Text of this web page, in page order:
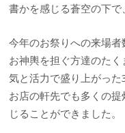
書かを感じる蒼空の下で
今年のお祭りへの来場者
お神輿を担ぐ方達のた
気と活力で盛り上がっ
お店の軒先でも多くの
じることができました。